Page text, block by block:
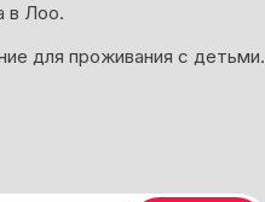
в Лоо.
для проживания с детьми.